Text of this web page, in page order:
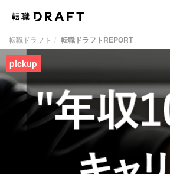
転職ドラフト 転職ドラフトREPORT
pickup